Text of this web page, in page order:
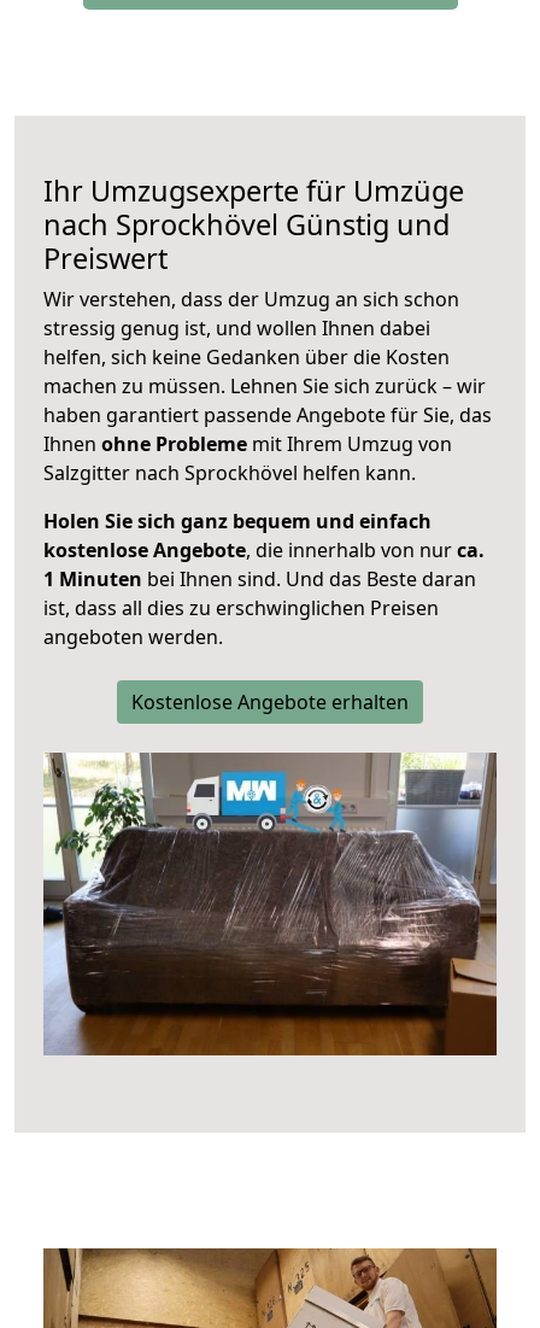
Ihr Umzugsexperte für Umzüge
nach Sprockhövel Günstig und
Preiswert
Wir verstehen, dass der Umzug an sich schon
stressig genug ist, und wollen Ihnen dabei
helfen, sich keine Gedanken über die Kosten
machen zu müssen. Lehnen Sie sich zurück – wir
haben garantiert passende Angebote für Sie, das
Ihnen ohne Probleme mit Ihrem Umzug von
Salzgitter nach Sprockhövel helfen kann.
Holen Sie sich ganz bequem und einfach
kostenlose Angebote, die innerhalb von nurca.
1 Minuten bei Ihnen sind. Und das Beste daran
ist, dass all dies zu erschwinglichen Preisen
angeboten werden.
Kostenlose Angebote erhalten